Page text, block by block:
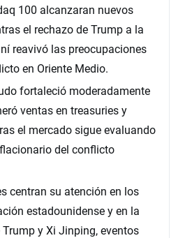
100 alcanzaran nuevos
el rechazo de Trump a la
reavivó las preocupaciones
en Oriente Medio.
fortaleció moderadamente
ventas en treasuries y
el mercado sigue evaluando
del conflicto
centran su atención en los
estadounidense y en la
Trump y Xi Jinping, eventos